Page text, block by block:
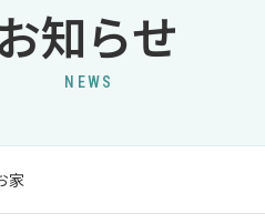
知らせ
NEWS
家